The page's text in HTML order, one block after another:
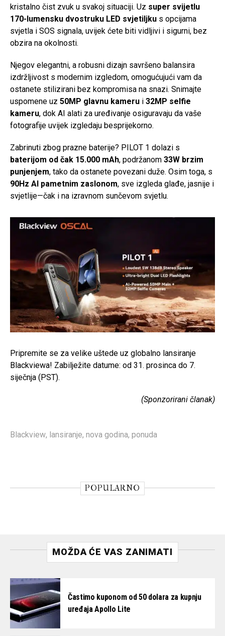
kristalno čist zvuk u svakoj situaciji. Uz super svijetlu
170-lumensku dvostruku LED svjetiljku s opcijama
svjetla i SOS signala, uvijek ćete biti vidljivi i sigurni, bez
obzira na okolnosti.
Njegov elegantni, a robusni dizajn savršeno balansira
izdržljivost s modernim izgledom, omogućujući vam da
ostanete stilizirani bez kompromisa na snazi. Snimajte
uspomene uz 50MP glavnu kameru i 32MP selfie
kameru, dok AI alati za uređivanje osiguravaju da vaše
fotografije uvijek izgledaju besprijekorno.
Zabrinuti zbog prazne baterije? PILOT 1 dolazi s
baterijom od čak 15.000 mAh, podržanom 33W brzim
punjenjem, tako da ostanete povezani duže. Osim toga, s
90Hz AI pametnim zaslonom, sve izgleda glađe, jasnije i
svjetlije—čak i na izravnom sunčevom svjetlu.
Pripremite se za velike uštede uz globalno lansiranje
Blackviewa! Zabilježite datume: od 31. prosinca do 7.
siječnja (PST).
(Sponzorirani članak)
Blackview, lansiranje, nova godina, ponuda
POPULARNO
MOŽDA ĆE VAS ZANIMATI
Častimo kuponom od 50 dolara za kupnju
uređaja Apollo Lite